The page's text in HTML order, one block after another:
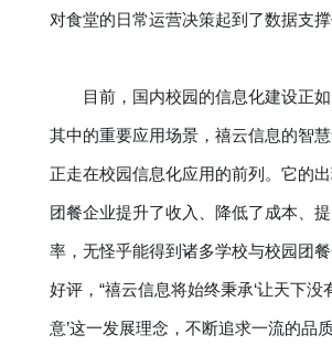
对食堂的日常运营决策起到了数据支撑
目前，国内校园的信息化建设正如
其中的重要应用场景，禧云信息的智
正走在校园信息化应用的前列。它的
团餐企业提升了收入、降低了成本、
率，无怪乎能得到诸多学校与校园团
好评，“禧云信息将始终秉承‘让天下没
意’这一发展理念，不断追求一流的品